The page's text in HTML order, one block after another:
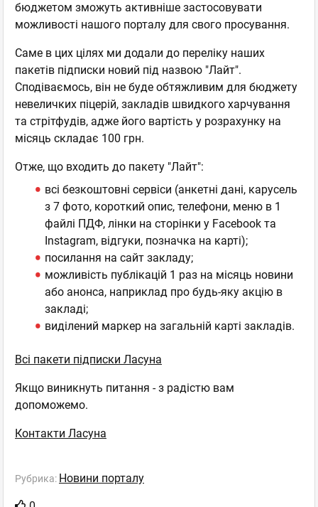
бюджетом зможуть активніше застосовувати
можливості нашого порталу для свого просування.
Саме в цих цілях ми додали до переліку наших
пакетів підписки новий під назвою "Лайт".
Сподіваємось, він не буде обтяжливим для бюджету
невеличких піцерій, закладів швидкого харчування
та стрітфудів, адже його вартість у розрахунку на
місяць складає 100 грн.
Отже, що входить до пакету "Лайт":
всі безкоштовні сервіси (анкетні дані, карусель
з 7 фото, короткий опис, телефони, меню в 1
файлі ПДФ, лінки на сторінки у Facebook та
Instagram, відгуки, позначка на карті);
посилання на сайт закладу;
можливість публікацій 1 раз на місяць новини
або анонса, наприклад про будь-яку акцію в
закладі;
виділений маркер на загальній карті закладів.
Всі пакети підписки Ласуна
Якщо виникнуть питання - з радістю вам
допоможемо.
Контакти Ласуна
Рубрика: Новини порталу